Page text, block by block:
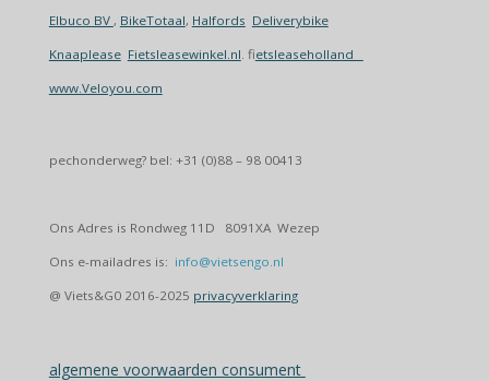
Elbuco BV , BikeTotaal, Halfords Deliverybike
Knaaplease Fietsleasewinkel.nl . fietsleaseholland
www.Veloyou.com
pechonderweg? bel: +31 (0)88 – 98 00413
Ons Adres is Rondweg 11D 8091XA Wezep
Ons e-mailadres is: info@vietsengo.nl
@ Viets&G0 2016-2025 privacyverklaring
algemene voorwaarden consument